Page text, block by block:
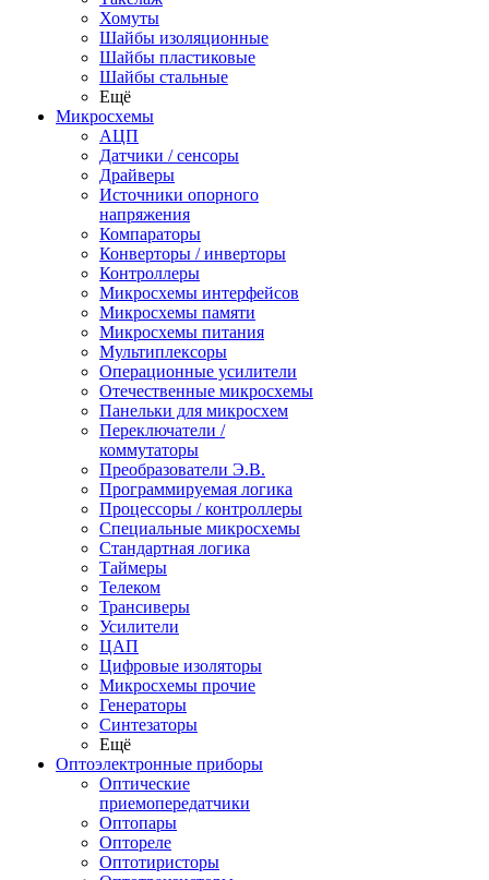
Хомуты
Шайбы изоляционные
Шайбы пластиковые
Шайбы стальные
Ещё
Микросхемы
АЦП
Датчики / сенсоры
Драйверы
Источники опорного
напряжения
Компараторы
Конверторы / инверторы
Контроллеры
Микросхемы интерфейсов
Микросхемы памяти
Микросхемы питания
Мультиплексоры
Операционные усилители
Отечественные микросхемы
Панельки для микросхем
Переключатели /
коммутаторы
Преобразователи Э.В.
Программируемая логика
Процессоры / контроллеры
Специальные микросхемы
Стандартная логика
Таймеры
Телеком
Трансиверы
Усилители
ЦАП
Цифровые изоляторы
Микросхемы прочие
Генераторы
Синтезаторы
Ещё
Оптоэлектронные приборы
Оптические
приемопередатчики
Оптопары
Оптореле
Оптотиристоры